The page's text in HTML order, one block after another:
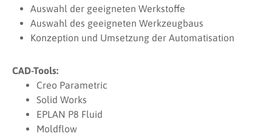
Auswahl der geeigneten Werkstoffe
Auswahl des geeigneten Werkzeugbaus
Konzeption und Umsetzung der Automatisation
CAD-Tools:
Creo Parametric
Solid Works
EPLAN P8 Fluid
Moldflow